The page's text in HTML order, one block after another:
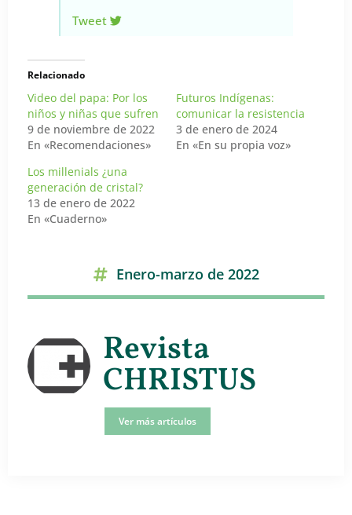
Tweet
Relacionado
Video del papa: Por los
niños y niñas que sufren
9 de noviembre de 2022
En «Recomendaciones»
Futuros Indígenas:
comunicar la resistencia
3 de enero de 2024
En «En su propia voz»
Los millenials ¿una
generación de cristal?
13 de enero de 2022
En «Cuaderno»
Enero-marzo de 2022
Revista
CHRISTUS
Ver más artículos